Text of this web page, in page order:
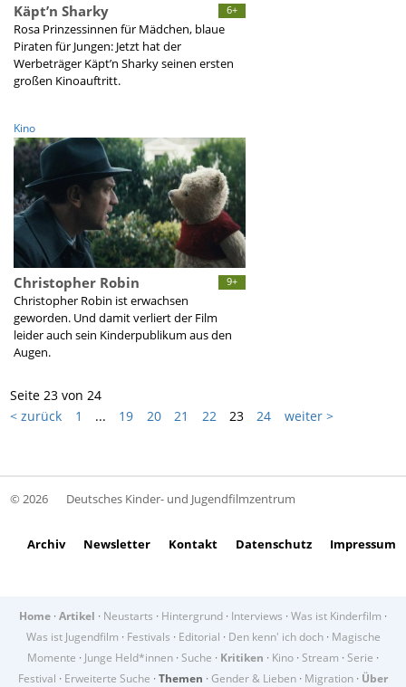
6+
Käpt’n Sharky
Rosa Prinzessinnen für Mädchen, blaue
Piraten für Jungen: Jetzt hat der
Werbeträger Käpt’n Sharky seinen ersten
großen Kinoauftritt.
Kino
9+
Christopher Robin
Christopher Robin ist erwachsen
geworden. Und damit verliert der Film
leider auch sein Kinderpublikum aus den
Augen.
Seite 23 von 24
< zurück
1 ... 19 20 21 22 23 24 weiter >
© 2026 Deutsches Kinder- und Jugendfilmzentrum
Archiv Newsletter Kontakt Datenschutz Impressum
Home · Artikel · Neustarts · Hintergrund · Interviews · Was ist Kinderfilm ·
Was ist Jugendfilm · Festivals · Editorial · Den kenn' ich doch· Magische
Momente · Junge Held*innen · Suche · Kritiken · Kino · Stream · Serie ·
Festival · Erweiterte Suche · Themen · Gender & Lieben · Migration · Über